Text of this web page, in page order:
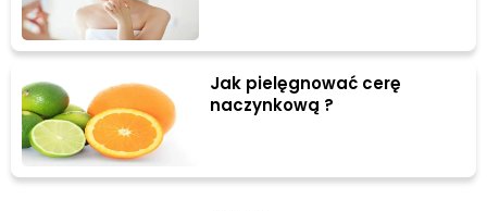
Jak pielęgnować cerę
naczynkową ?